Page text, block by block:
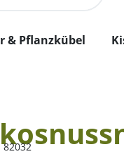
& Pflanzkübel
82032